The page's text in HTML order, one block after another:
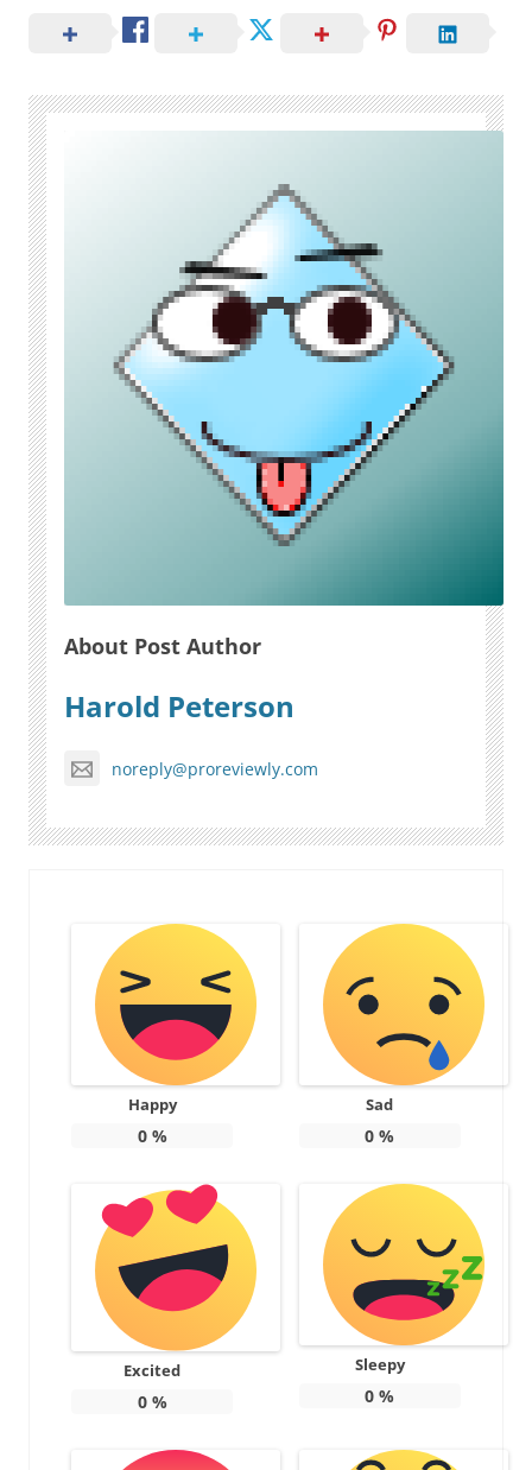
About Post Author
Harold Peterson
noreply@proreviewly.com
Happy
0%
Sad
0 %
Excited
0%
Sleepy
0 %